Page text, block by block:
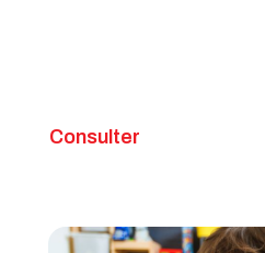
Consulter